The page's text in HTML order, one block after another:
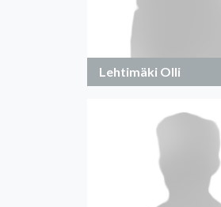
Lehtimäki Olli